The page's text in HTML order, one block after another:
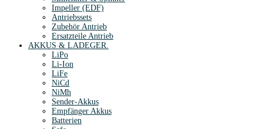
Impeller (EDF)
Antriebssets
Zubehör Antrieb
Ersatzteile Antrieb
AKKUS & LADEGER.
LiPo
Li-Ion
LiFe
NiCd
NiMh
Sender-Akkus
Empfänger Akkus
Batterien